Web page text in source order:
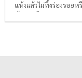
แห้งแล้วไม่ทิ้งร่องรอยห
นั้นกาวน้ำจึงเหมาะกับ
อย่างมาก เช่น การปร